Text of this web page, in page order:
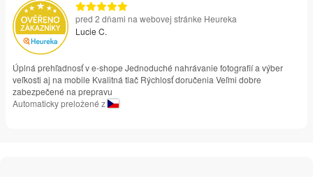
pred 2 dňami na webovej stránke Heureka
Lucie C.
Úplná prehľadnosť v e-shope Jednoduché nahrávanie fotografií a výber
veľkosti aj na mobile Kvalitná tlač Rýchlosť doručenia Veľmi dobre
zabezpečené na prepravu
Automaticky preložené z